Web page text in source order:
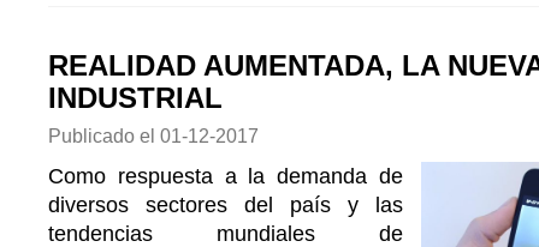
REALIDAD AUMENTADA, LA
INDUSTRIAL
Publicado el 01-12-2017
Como respuesta a la demanda de
diversos sectores del país y las
tendencias mundiales de